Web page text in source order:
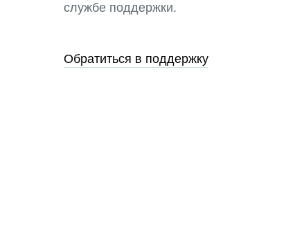
службе поддержки.
Обратиться в поддержку